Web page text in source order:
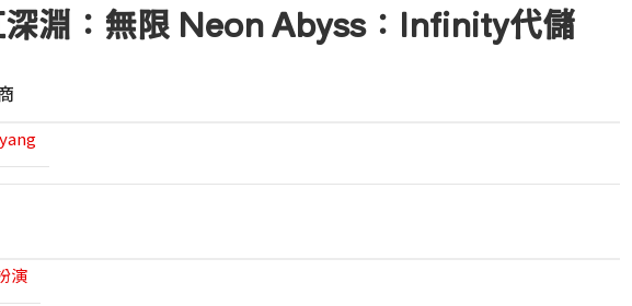
淵：無限 Neon Abyss：Infinity代儲
演